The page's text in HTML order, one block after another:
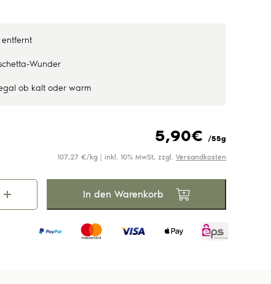
entfernt
Wunder
ob kalt oder warm
5,90€ /55g
107,27 €/kg | inkl. 10% MwSt, zzgl. Versandkosten
In den Warenkorb